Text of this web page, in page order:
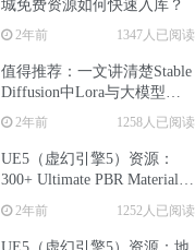
城免费资源如何快速入库？
2年前 1347人已阅读
值得推荐：一文讲清楚Stable
Diffusion中Lora与大模型的
区别（转载）
2年前 1258人已阅读
UE5（虚幻引擎5）资源：
300+ Ultimate PBR Materials
Pack 写实建筑室内PBR材质
库
2年前 1252人已阅读